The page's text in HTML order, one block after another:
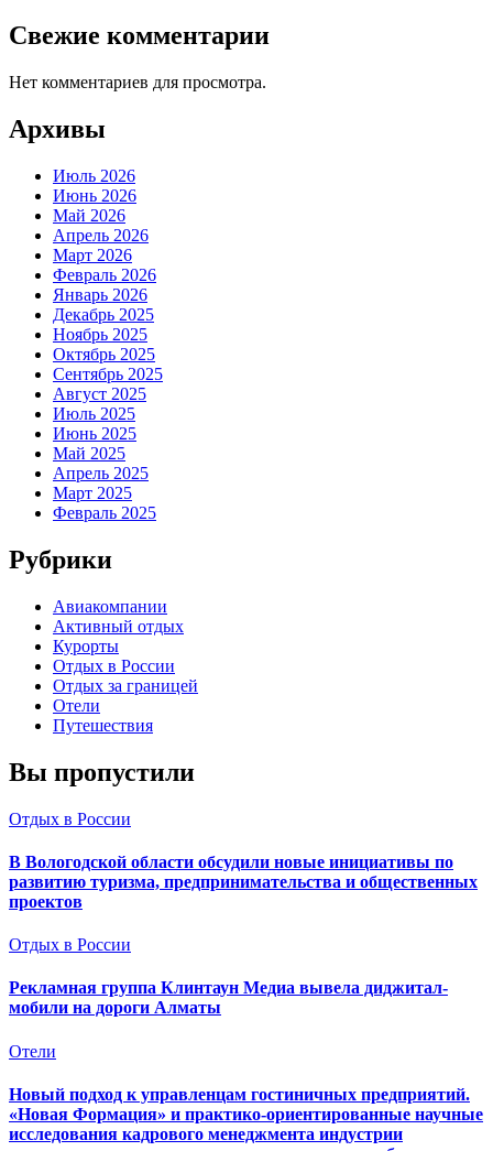
Свежие комментарии
Нет комментариев для просмотра.
Архивы
Июль 2026
Июнь 2026
Май 2026
Апрель 2026
Март 2026
Февраль 2026
Январь 2026
Декабрь 2025
Ноябрь 2025
Октябрь 2025
Сентябрь 2025
Август 2025
Июль 2025
Июнь 2025
Май 2025
Апрель 2025
Март 2025
Февраль 2025
Рубрики
Авиакомпании
Активный отдых
Курорты
Отдых в России
Отдых за границей
Отели
Путешествия
Вы пропустили
Отдых в России
В Вологодской области обсудили новые инициативы по
развитию туризма, предпринимательства и общественных
проектов
Отдых в России
Рекламная группа Клинтаун Медиа вывела диджитал-
мобили на дороги Алматы
Отели
Новый подход к управленцам гостиничных предприятий.
«Новая Формация» и практико-ориентированные научные
исследования кадрового менеджмента индустрии